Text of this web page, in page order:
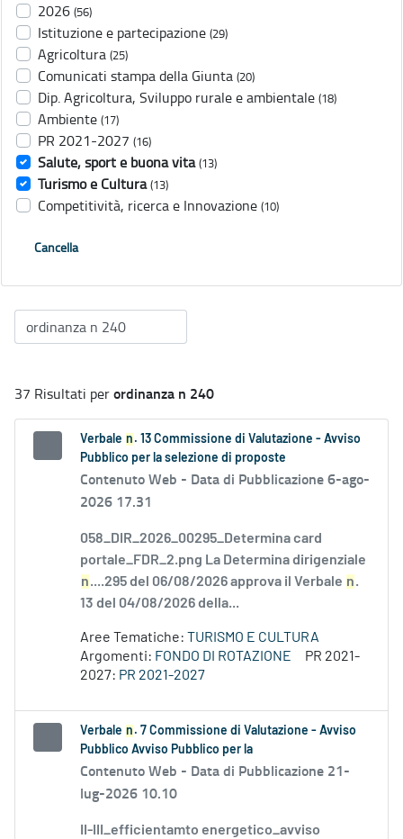
2026 (56)
Istituzione e partecipazione (29)
Agricoltura (25)
Comunicati stampa della Giunta (20)
Dip. Agricoltura, Sviluppo rurale e ambientale (18)
Ambiente (17)
PR 2021-2027 (16)
Salute, sport e buona vita (13)
Turismo e Cultura (13)
Competitività, ricerca e Innovazione (10)
Cancella
37 Risultati perordinanza n 240
Verbale n . 13 Commissione di Valutazione - Avviso
Pubblico per la selezione di proposte
Contenuto Web - Data di Pubblicazione 6-ago-
2026 17.31
058_DIR_2026_00295_Determina card
portale_FDR_2.png La Determina dirigenziale
n....295 del 06/08/2026 approva il Verbale n.
13 del 04/08/2026 della...
Aree Tematiche: TURISMO E CULTURA
Argomenti: FONDO DI ROTAZIONE
PR 2021-
2027: PR 2021-2027
Verbale n . 7 Commissione di Valutazione - Avviso
Pubblico Avviso Pubblico per la
Contenuto Web - Data di Pubblicazione 21-
lug-2026 10.10
II-III_efficientamto energetico_avviso